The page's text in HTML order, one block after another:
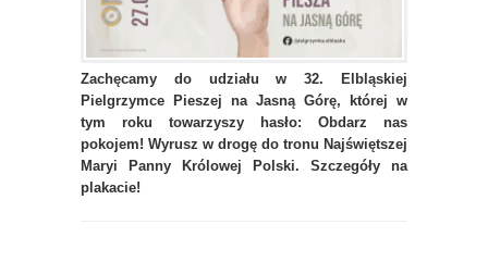
Zachęcamy do udziału w 32. Elbląskiej
Pielgrzymce Pieszej na Jasną Górę, której w
tym roku towarzyszy hasło: Obdarz nas
pokojem! Wyrusz w drogę do tronu Najświętszej
Maryi Panny Królowej Polski. Szczegóły na
plakacie!